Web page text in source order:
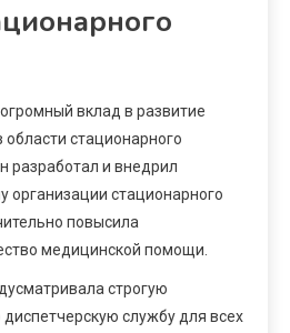
вклад в развитие
стационарного
разработал и внедрил
организации стационарного
повысила
медицинской помощи.
строгую
службу для всех